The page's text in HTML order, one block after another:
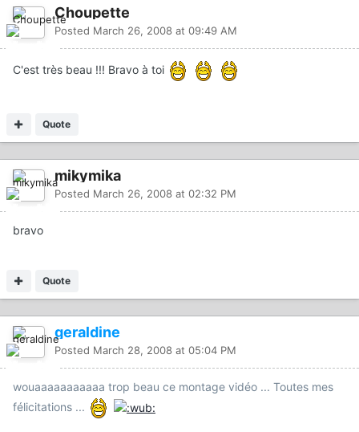
Choupette
Posted March 26, 2008 at 09:49 AM
C'est très beau !!! Bravo à toi
Quote
mikymika
Posted March 26, 2008 at 02:32 PM
bravo
Quote
geraldine
Posted March 28, 2008 at 05:04 PM
wouaaaaaaaaaaa trop beau ce montage vidéo ... Toutes mes
félicitations ...